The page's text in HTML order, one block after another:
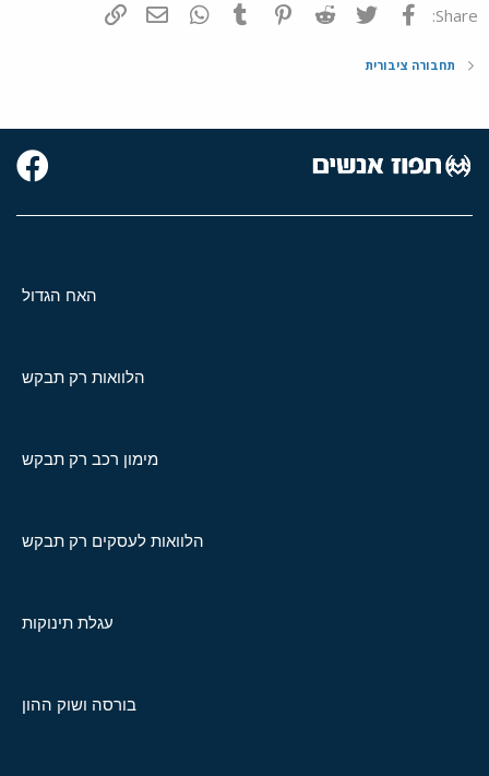
Share: פייסבוק Twitter
Reddit
Pinterest
Tumblr
WhatsAppדואר אלקטרוני
תחבורה ציבורית
האח הגדול
הלוואות רק תבקש
מימון רכב רק תבקש
הלוואות לעסקים רק תבקש
עגלת תינוקות
בורסה ושוק ההון